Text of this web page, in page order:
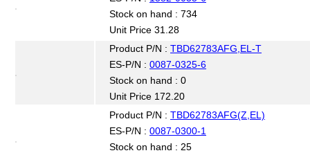
Stock on hand : 734
Unit Price 31.28
Product P/N : TBD62783AFG,EL-T
ES-P/N : 0087-0325-6
Stock on hand : 0
Unit Price 172.20
Product P/N : TBD62783AFG(Z,EL)
ES-P/N : 0087-0300-1
Stock on hand : 25